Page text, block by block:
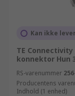
Kan ikke
TE Connectivity
konnektor Hun
RS-varenummer
Producentens
Indhold (1 enhed)